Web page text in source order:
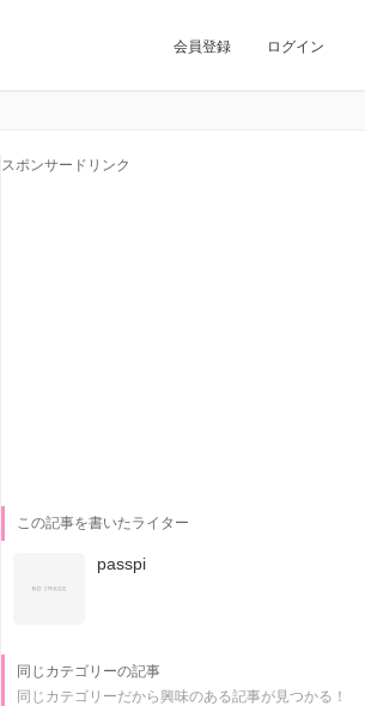
会員登録 ログイン
スポンサードリンク
この記事を書いたライター
passpi
同じカテゴリーの記事
同じカテゴリーだから興味のある記事が見つかる！